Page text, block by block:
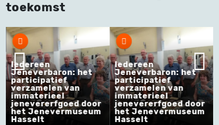
toekomst
Iedereen
Jeneverbaron: het
participatief
verzamelen van
immaterieel
jenevererfgoed door
het Jenevermuseum
Hasselt
Iedereen
Jeneverbaron: het
participatief
verzamelen van
immaterieel
jenevererfgoed door
het Jenevermuseum
Hasselt